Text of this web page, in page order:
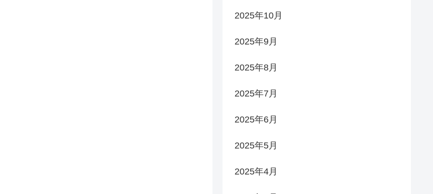
2025年10月
2025年9月
2025年8月
2025年7月
2025年6月
2025年5月
2025年4月